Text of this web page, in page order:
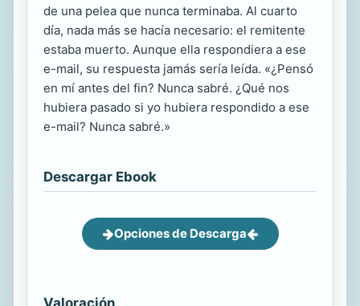
de una pelea que nunca terminaba. Al cuarto
día, nada más se hacía necesario: el remitente
estaba muerto. Aunque ella respondiera a ese
e-mail, su respuesta jamás sería leída. «¿Pensó
en mí antes del fin? Nunca sabré. ¿Qué nos
hubiera pasado si yo hubiera respondido a ese
e-mail? Nunca sabré.»
Descargar Ebook
Opciones de Descarga
Valoración